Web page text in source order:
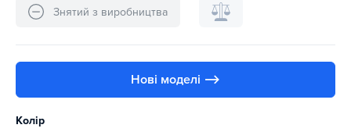
Знятий з виробництва
Нові моделі ⟶
Колір